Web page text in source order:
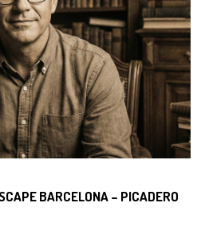
BARCELONA – PICADERO